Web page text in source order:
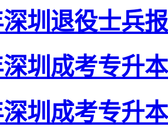
深圳退役士兵
深圳成考专升
深圳成考专升